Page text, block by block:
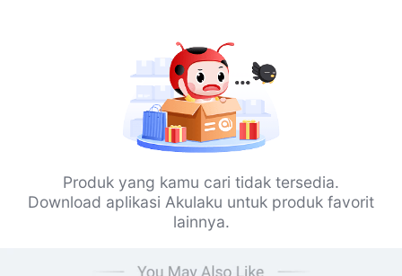
Produk yang kamu cari tidak tersedia.
Download aplikasi Akulaku untuk produk favorit
lainnya.